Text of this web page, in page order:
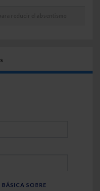
SOBRE